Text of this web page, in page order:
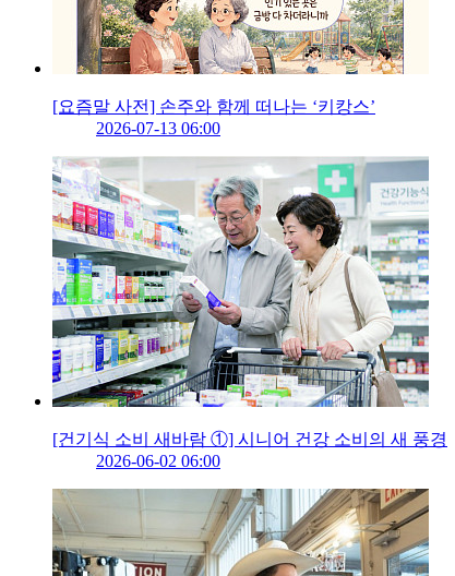
[요즘말 사전] 손주와 함께 떠나는 ‘키캉스’
2026-07-13 06:00
[건기식 소비 새바람 ①] 시니어 건강 소비의 새 풍경
2026-06-02 06:00